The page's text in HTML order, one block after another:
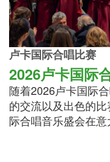
卢卡国际合唱比赛
2026卢卡国际
随着2026卢卡国际
的交流以及出色的
际合唱音乐盛会在意